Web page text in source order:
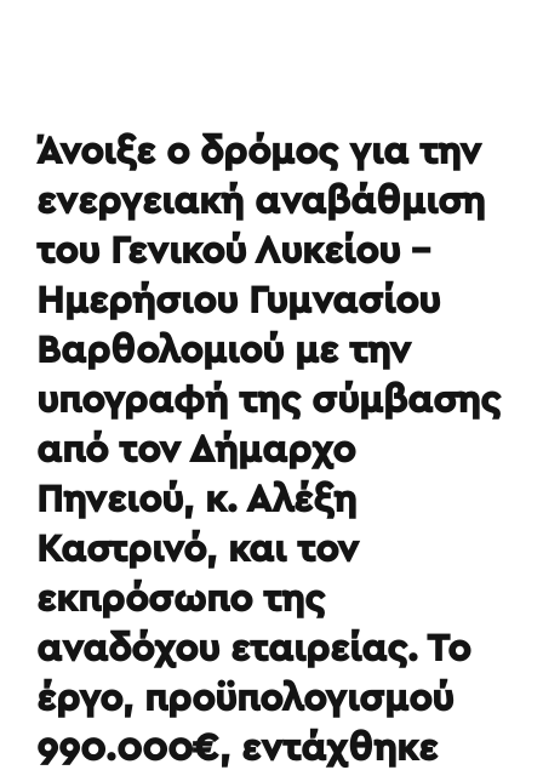
Άνοιξε ο δρόμος για την
ενεργειακή αναβάθμιση
του Γενικού Λυκείου –
Ημερήσιου Γυμνασίου
Βαρθολομιού με την
υπογραφή της σύμβασης
από τον Δήμαρχο
Πηνειού, κ. Αλέξη
Καστρινό, και τον
εκπρόσωπο της
αναδόχου εταιρείας. Το
έργο, προϋπολογισμού
990.000€, εντάχθηκε